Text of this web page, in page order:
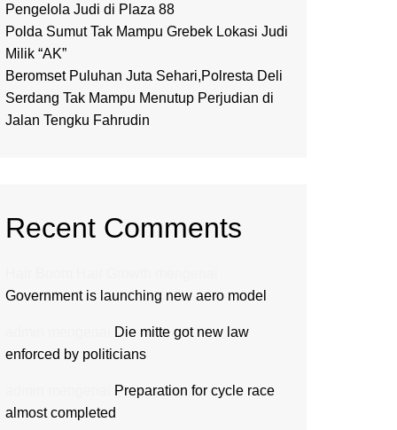
Pengelola Judi di Plaza 88
Polda Sumut Tak Mampu Grebek Lokasi Judi
Milik “AK”
Beromset Puluhan Juta Sehari,Polresta Deli
Serdang Tak Mampu Menutup Perjudian di
Jalan Tengku Fahrudin
Recent Comments
Government is launching new aero model
Die mitte got new law
enforced by politicians
Preparation for cycle race
almost completed